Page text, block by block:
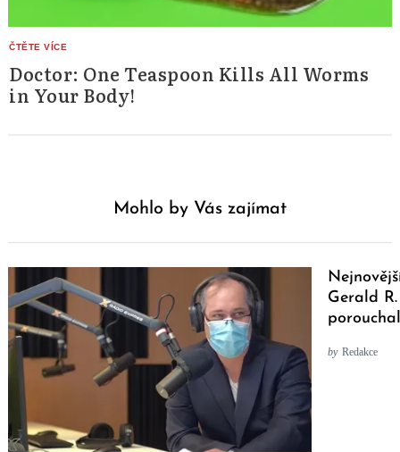
Doctor: One Teaspoon Kills All Worms
in Your Body!
Mohlo by Vás zajímat
Gerald
by Redakce